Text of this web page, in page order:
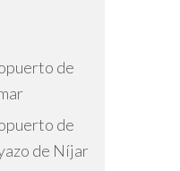
de
de
de Níjar